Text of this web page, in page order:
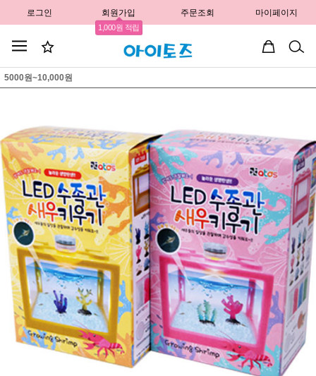
로그인 회원가입
1,000원 적립
주문조회 마이페이지
5000원~10,000원